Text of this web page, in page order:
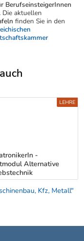
BerufseinsteigerInnen
Die aktuellen
finden Sie in den
-
Alternative
LEHRE
Kfz, Metall"